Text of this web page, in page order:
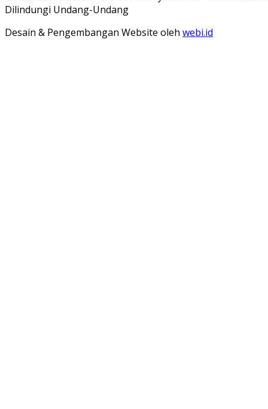
Dilindungi Undang-Undang
Desain & Pengembangan Website oleh webi.id